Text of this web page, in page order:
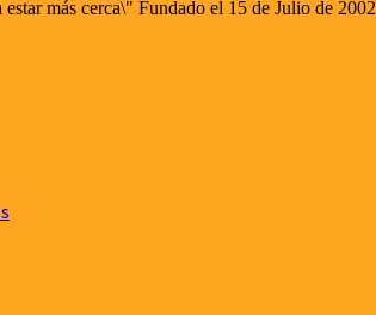
más cerca\" Fundado el 15 de Julio de 2002